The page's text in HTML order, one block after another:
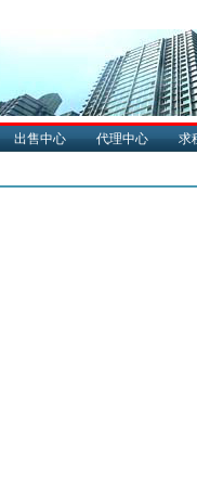
出售中心 代理中心 求